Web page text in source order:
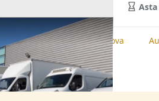
Asta
Commerciali, Padova